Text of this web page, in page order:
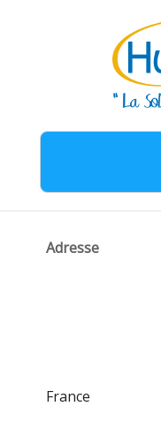
Adresse
France